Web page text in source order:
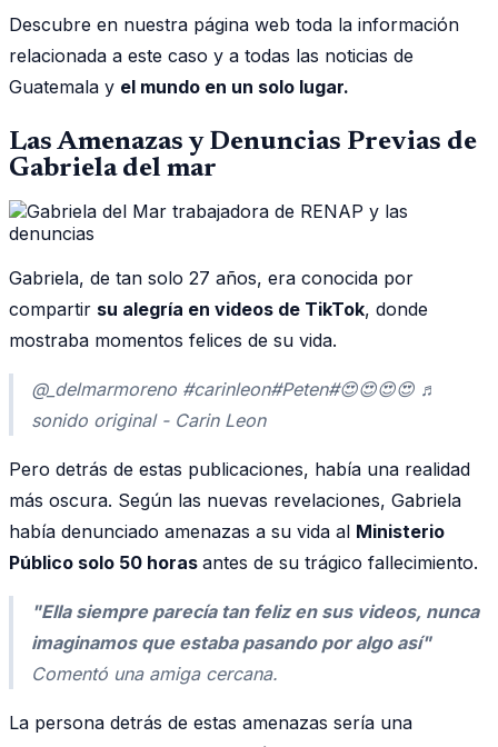
Descubre en nuestra página web toda la información
relacionada a este caso y a todas las noticias de
Guatemala y el mundo en un solo lugar.
Las Amenazas y Denuncias Previas de
Gabriela del mar
Gabriela, de tan solo 27 años, era conocida por
compartir su alegría en videos de TikTok, donde
mostraba momentos felices de su vida.
@_delmarmoreno #carinleon#Peten#😍😍😍😍 ♬
sonido original - Carin Leon
Pero detrás de estas publicaciones, había una realidad
más oscura. Según las nuevas revelaciones, Gabriela
había denunciado amenazas a su vida al Ministerio
Público solo 50 horas antes de su trágico fallecimiento.
"Ella siempre parecía tan feliz en sus videos, nunca
imaginamos que estaba pasando por algo así"
Comentó una amiga cercana.
La persona detrás de estas amenazas sería una